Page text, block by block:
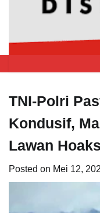
TNI-Polri
Kondusif,
Lawan Hoaks
Posted on Mei 12,